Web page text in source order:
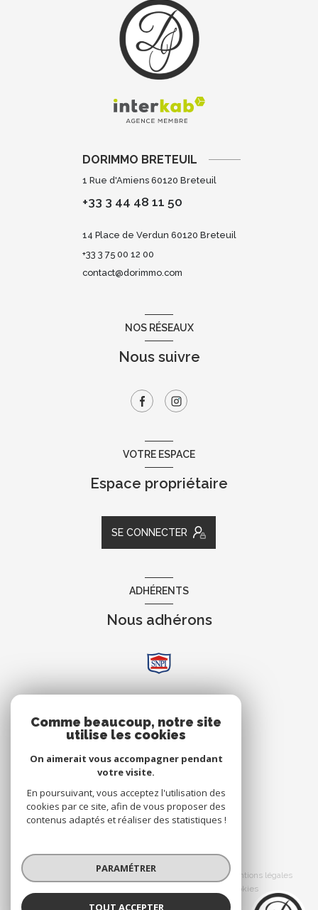
DORIMMO BRETEUIL
1 Rue d'Amiens 60120 Breteuil
+33 3 44 48 11 50
14 Place de Verdun 60120 Breteuil
+33 3 75 00 12 00
contact@dorimmo.com
NOS RÉSEAUX
Nous suivre
VOTRE ESPACE
Espace propriétaire
SE CONNECTER
ADHÉRENTS
Nous adhérons
Clients
© 2026 | Tous droits réservés
Mentions légales
Cookies
Comme beaucoup, notre site
utilise les cookies
On aimerait vous accompagner pendant
votre visite.
En poursuivant, vous acceptez l'utilisation des
cookies par ce site, afin de vous proposer des
contenus adaptés et réaliser des statistiques !
PARAMÉTRER
TOUT ACCEPTER